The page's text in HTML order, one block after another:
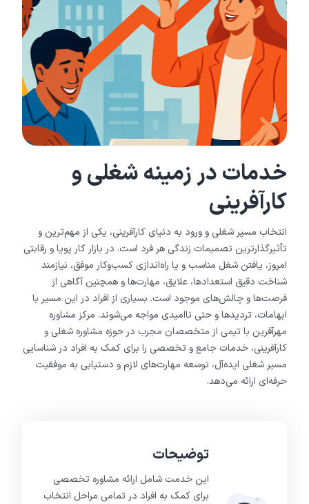
خدمات در زمینه شغلی و
کارآفرینی
انتخاب مسیر شغلی و ورود به دنیای کارآفرینی، یکی از مهم‌ترین و
تأثیرگذارترین تصمیمات زندگی هر فرد است. در بازار کار پویا و رقابتی
امروز، یافتن شغل مناسب و یا راه‌اندازی کسب‌وکار موفق، نیازمند
شناخت دقیق استعدادها، علایق، مهارت‌ها و همچنین آگاهی از
فرصت‌ها و چالش‌های موجود است. بسیاری از افراد در این مسیر با
ابهامات، تردیدها و حتی ناامیدی مواجه می‌شوند. مرکز مشاوره
مهرآفرین با تیمی از متخصصان مجرب در حوزه مشاوره شغلی و
کارآفرینی، خدمات جامع و تخصصی را برای کمک به افراد در شناسایی
مسیر شغلی ایده‌آل، توسعه مهارت‌های لازم و دستیابی به موفقیت
حرفه‌ای ارائه می‌دهد.
توضیحات
این خدمت شامل ارائه مشاوره تخصصی
برای کمک به افراد در تمامی مراحل انتخاب